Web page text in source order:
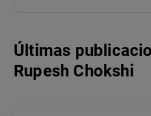
Últimas
Rupesh Chokshi